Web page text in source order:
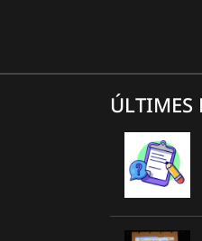
ÚLTIMES